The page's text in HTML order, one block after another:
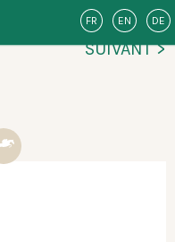
FR EN DE
SUIVANT >